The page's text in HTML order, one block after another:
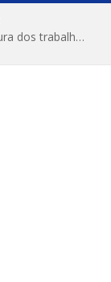
Câmara Municipal de Alenquer realiza abertura dos trabalhos do 4º Período Legislativo